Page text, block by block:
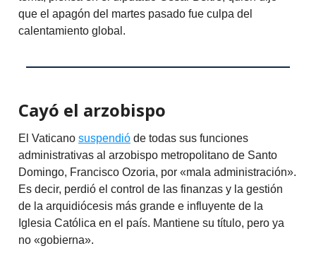
que el apagón del martes pasado fue culpa del
calentamiento global.
Cayó el arzobispo
El Vaticano suspendió de todas sus funciones
administrativas al arzobispo metropolitano de Santo
Domingo, Francisco Ozoria, por «mala administración».
Es decir, perdió el control de las finanzas y la gestión
de la arquidiócesis más grande e influyente de la
Iglesia Católica en el país. Mantiene su título, pero ya
no «gobierna».